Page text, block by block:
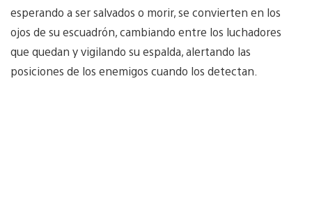
esperando a ser salvados o morir, se convierten en los
ojos de su escuadrón, cambiando entre los luchadores
que quedan y vigilando su espalda, alertando las
posiciones de los enemigos cuando los detectan.